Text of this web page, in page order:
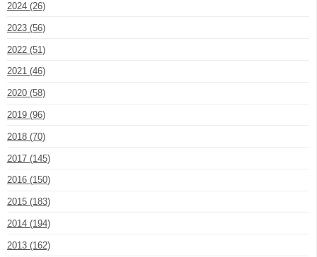
2024 (26)
2023 (56)
2022 (51)
2021 (46)
2020 (58)
2019 (96)
2018 (70)
2017 (145)
2016 (150)
2015 (183)
2014 (194)
2013 (162)